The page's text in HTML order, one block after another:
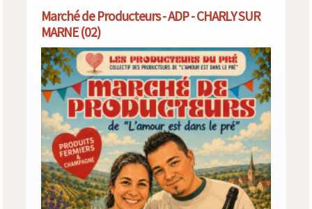
Marché de Producteurs - ADP - CHARLY SUR
MARNE (02)